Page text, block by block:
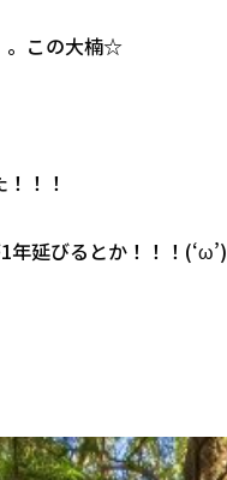
。この大楠☆
！！
年延びるとか！！！(‘ω’)